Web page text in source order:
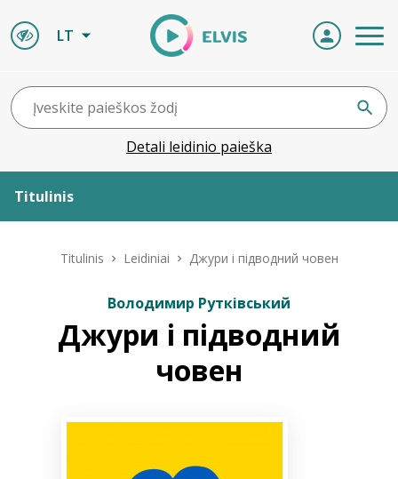
LT
Detali leidinio paieška
Titulinis
ELVIS atvyksta
Titulinis Leidiniai Джури і підводний човен
Володимир Рутківський
Джури і підводний
човен